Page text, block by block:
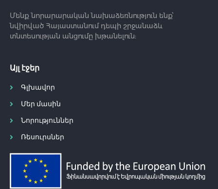
Մենք նորարարական նախաձեռնություն ենք՝
նվիրված Հայաստանում դեպի շրջանաձև
տնտեսության անցումը խթանելուն:
Այլ էջեր
Գլխավոր
Մեր մասին
Նորություններ
Ռեսուրսներ